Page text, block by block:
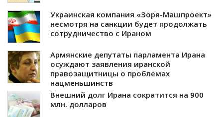
Украинская компания «Зоря-Машпроект»
несмотря на санкции будет продолжать
сотрудничество с Ираном
Армянские депутаты парламента Ирана
осуждают заявления иранской
правозащитницы о проблемах
нацменьшинств
Внешний долг Ирана сократится на 900
млн. долларов